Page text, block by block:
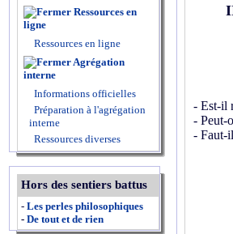
Ressources en
ligne
Ressources en ligne
Agrégation
interne
Informations officielles
Préparation à l'agrégation
interne
Ressources diverses
Hors des sentiers battus
- Les perles philosophiques
- De tout et de rien
- Est-il
- Peut-
- Faut-